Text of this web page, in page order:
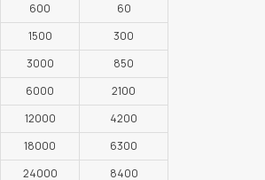
600
60
1500
300
3000
850
6000
2100
12000
4200
18000
6300
24000
8400